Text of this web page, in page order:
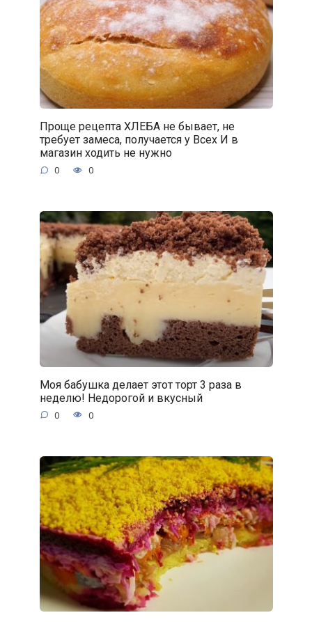
Проще рецепта ХЛЕБА не бывает, не
требует замеса, получается у Всех И в
магазин ходить не нужно
0 0
Моя бабушка делает этот торт 3 раза в
неделю! Недорогой и вкусный
0 0